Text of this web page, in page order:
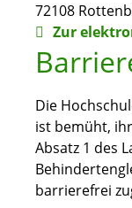
72108
Zur
Die
ist bemüht,
Absatz 1 des
barrierefrei